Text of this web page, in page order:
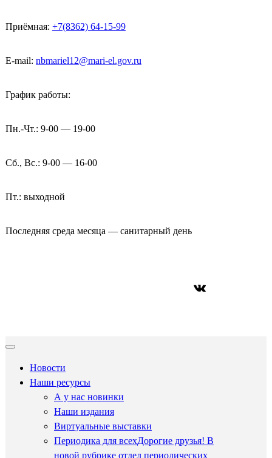
Приёмная: +7(8362) 64-15-99
E-mail: nbmariel12@mari-el.gov.ru
График работы:
Пн.-Чт.: 9-00 — 19-00
Сб., Вс.: 9-00 — 16-00
Пт.: выходной
Последняя среда месяца — санитарный день
ВКонтакте
Новости
Наши ресурсы
А у нас новинки
Наши издания
Виртуальные выставки
Периодика для всехДорогие друзья! В
новой рубрике отдел периодических